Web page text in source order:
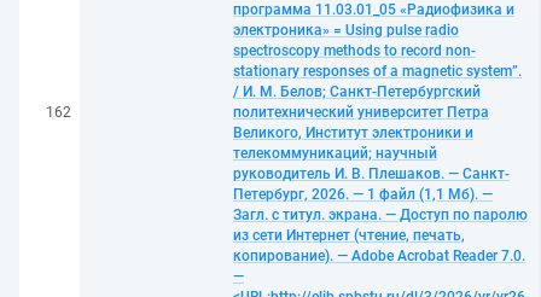
162
программа 11.03.01_05 «Радиофизика и
электроника» = Using pulse radio
spectroscopy methods to record non-
stationary responses of a magnetic system”.
/ И. М. Белов; Санкт-Петербургский
политехнический университет Петра
Великого, Институт электроники и
телекоммуникаций; научный
руководитель И. В. Плешаков. — Санкт-
Петербург, 2026. — 1 файл (1,1 Мб). —
Загл. с титул. экрана. — Доступ по паролю
из сети Интернет (чтение, печать,
копирование). — Adobe Acrobat Reader 7.0.
—